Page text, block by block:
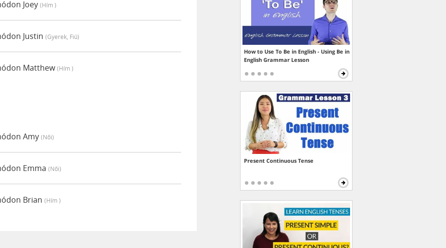
Joey (hím )
Justin (gyerek, Fiú)
Matthew(hím )
Amy (női)
Emma (női)
Brian (hím )
How to Use To Be in English - Using Be in
English Grammar Lesson
Present Continuous Tense